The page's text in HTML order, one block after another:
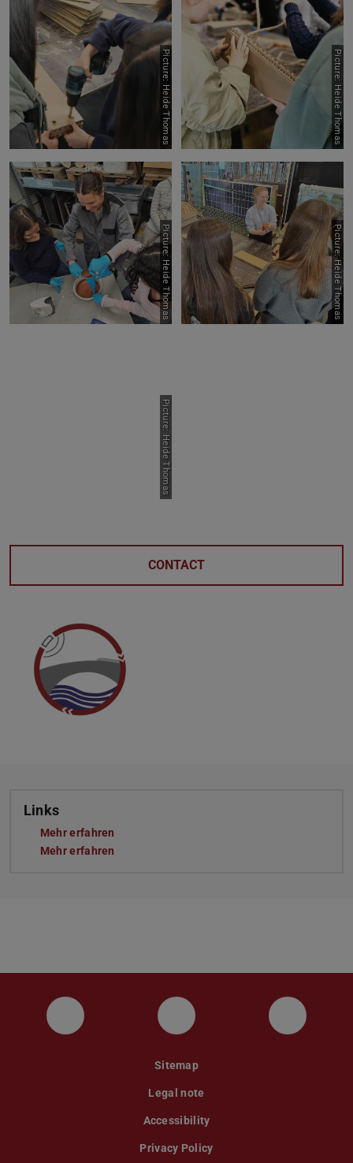
Picture: Heide Thomas
Picture: Heide Thomas
Picture: Heide Thomas
Picture: Heide Thomas
Picture: Heide Thomas
CONTACT
Links
Mehr erfahren
Mehr erfahren
Instagram YouTube
Sitemap
Legal note
Accessibility
Privacy Policy